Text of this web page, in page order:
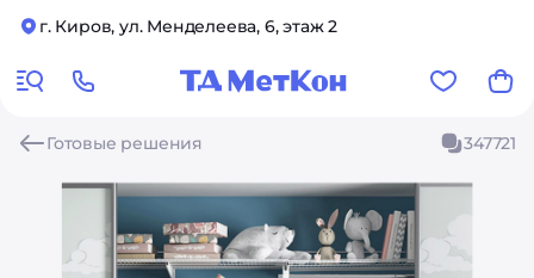
г. Киров, ул. Менделеева, 6, этаж 2
Готовые решения 347721